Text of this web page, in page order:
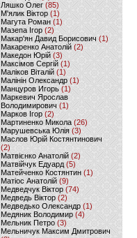
Ляшко Олег (85)
М'ялик Віктор(1)
Магута Роман(1)
Мазепа Ігор (2)
Макар'ян Давид Борисович(1)
Макаренко Анатолій (2)
Македон Юрій(3)
Максімов Сергій (1)
Маліков Віталій (1)
Малінін Олександр (1)
Манцуров Игорь (1)
Маркевич Ярослав
Володимирович (1)
Марков Ігор (2)
Мартиненко Микола (26)
Марушевська Юлія (3)
Маслов Юрій Костянтинович
(2)
Матвієнко Анатолій (2)
Матвійчук Едуард(5)
Матейченко Костянтин (1)
Матіос Анатолій (9)
Медведчук Віктор(74)
Медведь Віктор (2)
Медведько Олександр (1)
Медяник Володимир(4)
Мельник Петро (3)
Мельничук Максим Дмитрович